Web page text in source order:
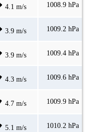
4.1 m/s 1008.9 hPa
3.9 m/s 1009.2 hPa
3.9 m/s 1009.4 hPa
4.3 m/s 1009.6 hPa
4.7 m/s 1009.9 hPa
5.1 m/s 1010.2 hPa